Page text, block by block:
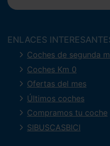
ENLACES
Coches de segunda
Coches Km 0
Ofertas del mes
Últimos coches
Compramos tu coche
SIBUSCASBICI